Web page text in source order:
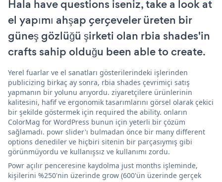
Hala have questions iseniz, take a look at
el yapımı ahşap çerçeveler üreten bir
güneş gözlüğü şirketi olan rbia shades'in
crafts sahip olduğu been able to create.
Yerel fuarlar ve el sanatları gösterilerindeki işlerinden
publicizing birkaç ay sonra, rbia shades çevrimiçi satış
yapmanın bir yolunu arıyordu. ziyaretçilere ürünlerinin
kalitesini, hafif ve ergonomik tasarımlarını görsel olarak çekici
bir şekilde göstermek için required the ability. onların
ColorMag for WordPress bunun için yeterli bir çözüm
sağlamadı. powr slider'ı bulmadan önce bir many different
options denediler ve hiçbiri sitenin bir parçasıymış gibi
görünmüyordu ve kullanışsız ve kullanımı zordu.
Powr açılır penceresine kaydolma just months işleminde,
kişilerini %250'nin üzerinde grow (600'ün üzerinde gerçek